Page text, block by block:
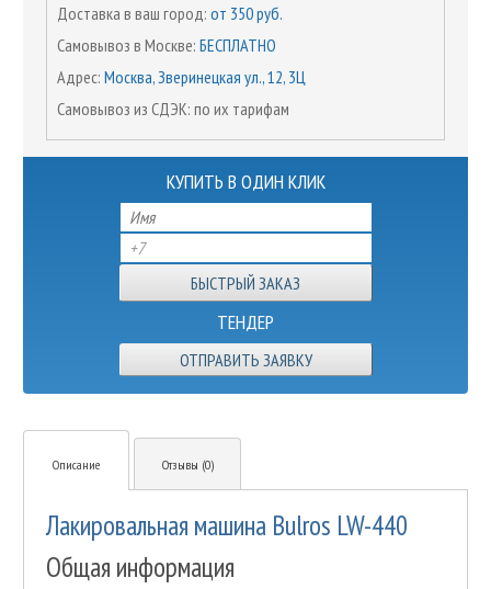
Доставка в ваш город: от 350 руб.
Самовывоз в Москве: БЕСПЛАТНО
Адрес: Москва, Зверинецкая ул., 12, 3Ц
Самовывоз из СДЭК: по их тарифам
КУПИТЬ В ОДИН КЛИК
ТЕНДЕР
ОТПРАВИТЬ ЗАЯВКУ
Описание Отзывы (0)
Лакировальная машина Bulros LW-440
Общая информация